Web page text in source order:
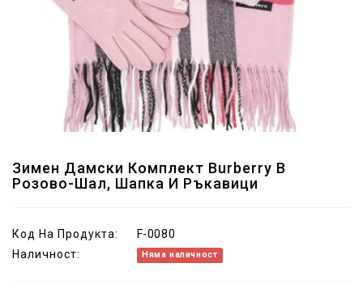
Зимен Дамски Комплект Burberry В
Розово-Шал, Шапка И Ръкавици
Код На Продукта:
F-0080
Наличност:
Няма наличност